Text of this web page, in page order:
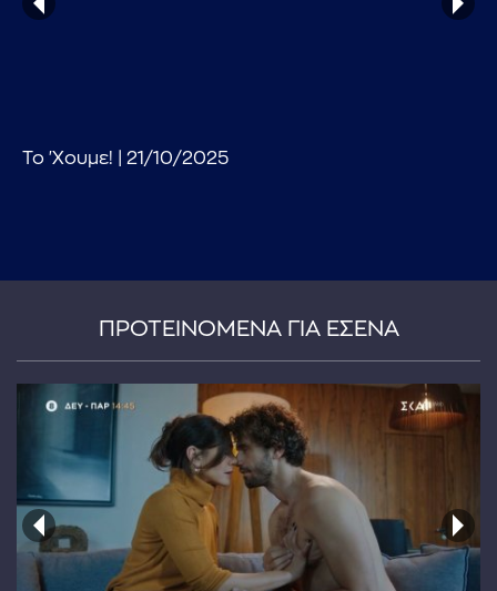
Το 'Χουμε! | 21/10/2025
ΠΡΟΤΕΙΝΟΜΕΝΑ ΓΙΑ ΕΣΕΝΑ